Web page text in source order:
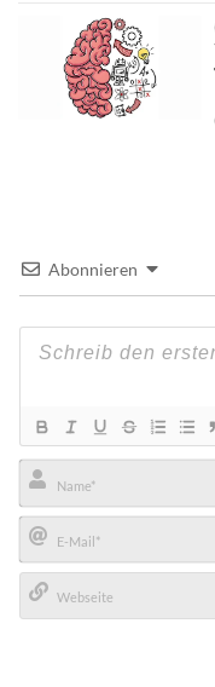
Abonnieren
Name*
E-
Mail*